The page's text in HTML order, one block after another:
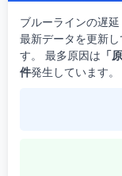
ブルーラインの遅
最新データを更新
す。 最多原因は 「
件発生しています。